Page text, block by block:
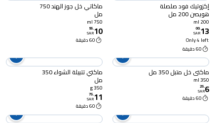
إكزوتيك فود صلصلة
هويصن 200 مل
200 ml
13
.
00
SAR
Only 4 left
60 دقيقة
ماكاتي خل جوز الهند 750
مل
750 ml
10
.
95
SAR
60 دقيقة
ماكتي خل متبل 350 مل
350 ml
6
.
25
SAR
60 دقيقة
ماكتي تتبيلة الشواء 350
مل
350 g
11
.
75
SAR
60 دقيقة